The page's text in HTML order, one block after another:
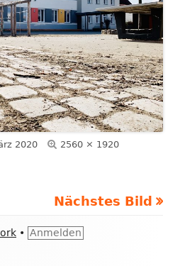
2020 Volle
2560 × 1920
Nächstes Bild
• Anmelden